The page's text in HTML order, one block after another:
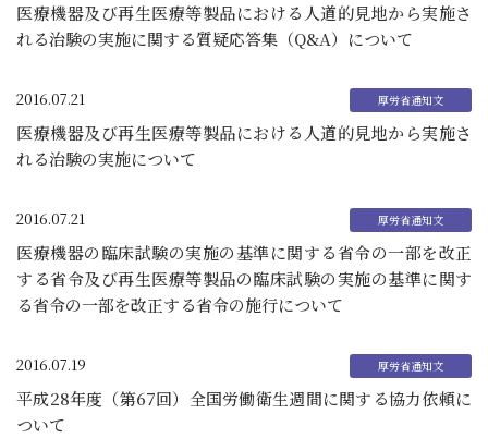
医療機器及び再生医療等製品における人道的見地から実施さ
れる治験の実施に関する質疑応答集（Q&A）について
2016.07.21
医療機器及び再生医療等製品における人道的見地から実施さ
れる治験の実施について
2016.07.21
医療機器の臨床試験の実施の基準に関する省令の一部を改正
する省令及び再生医療等製品の臨床試験の実施の基準に関す
る省令の一部を改正する省令の施行について
2016.07.19
平成28年度（第67回）全国労働衛生週間に関する協力依頼に
ついて